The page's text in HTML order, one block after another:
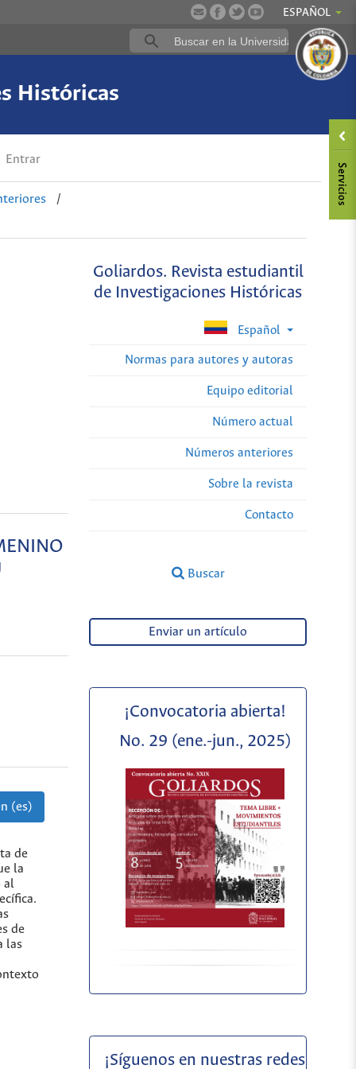
ESPAÑOL
Históricas
Entrar
/
Goliardos. Revista estudiantil
de Investigaciones Históricas
Español
Normas para autores y autoras
Equipo editorial
Número actual
Números anteriores
Sobre la revista
Contacto
Buscar
(es)
de
la
al
de
las
Enviar un artículo
¡Convocatoria abierta!
No. 29 (ene.-jun., 2025)
¡Síguenos en nuestras redes